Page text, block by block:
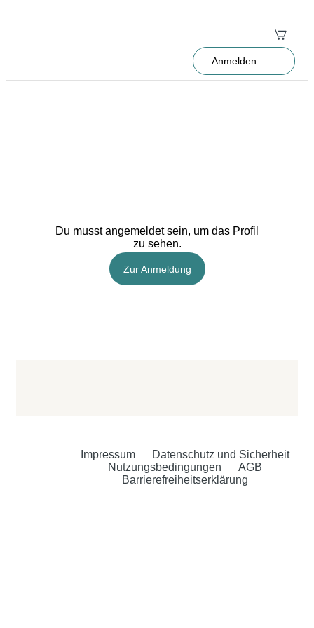
Anmelden
Du musst angemeldet sein, um das Profil
zu sehen.
Zur Anmeldung
Impressum
Datenschutz und Sicherheit
Nutzungsbedingungen
AGB
Barrierefreiheitserklärung